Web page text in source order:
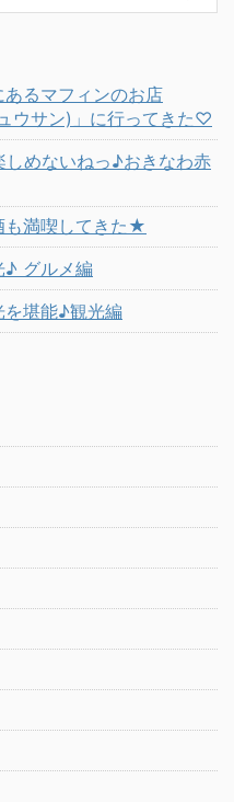
るマフィンのお店
ウサン)」に行ってきた♡
めないねっ♪おきなわ赤
も満喫してきた★
♪ グルメ編
を堪能♪観光編